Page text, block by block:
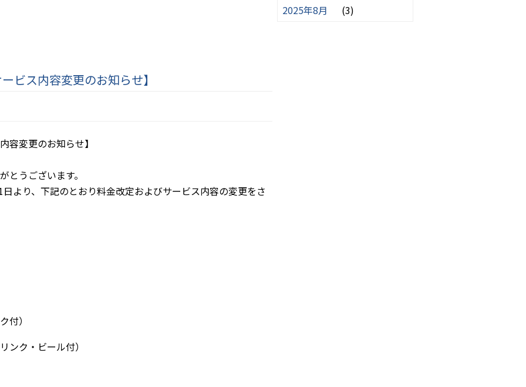
ビス内容変更のお知らせ】
容変更のお知らせ】
とうございます。
より、 下記のとおり料金改定およびサービス内容の変更をさ
付）
ンク・ビール付）
2025年8月
(3)